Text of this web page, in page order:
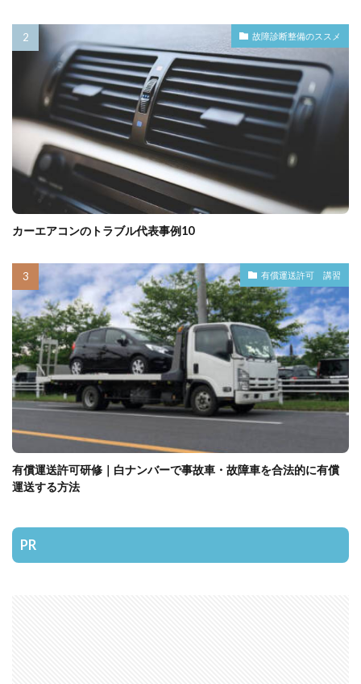
故障診断整備のススメ
カーエアコンのトラブル代表事例10
有償運送許可 講習
有償運送許可研修｜白ナンバーで事故車・故障車を合法的に有償
運送する方法
PR